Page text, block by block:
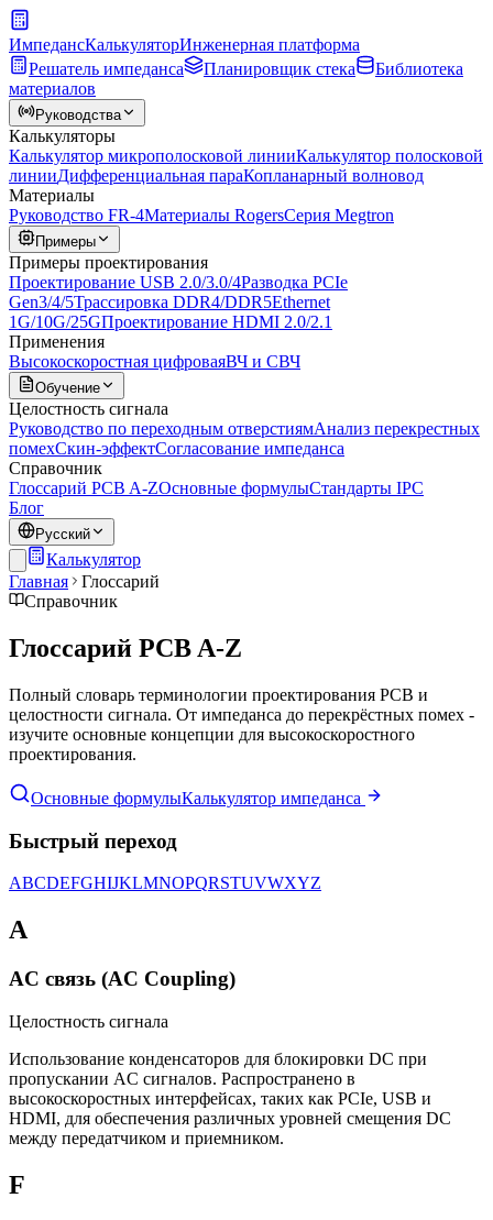
ИмпедансКалькуляторИнженерная платформа
Решатель импеданса
Планировщик стека
Библиотека
материалов
Руководства
Калькуляторы
Калькулятор микрополосковой линииКалькулятор полосковой
линииДифференциальная параКопланарный волновод
Материалы
Руководство FR-4Материалы RogersСерия Megtron
Примеры
Примеры проектирования
Проектирование USB 2.0/3.0/4Разводка PCIe
Gen3/4/5Трассировка DDR4/DDR5Ethernet
1G/10G/25GПроектирование HDMI 2.0/2.1
Применения
Высокоскоростная цифроваяВЧ и СВЧ
Обучение
Целостность сигнала
Руководство по переходным отверстиямАнализ перекрестных
помехСкин-эффектСогласование импеданса
Справочник
Глоссарий PCB A-ZОсновные формулыСтандарты IPC
Блог
Русский
Калькулятор
Главная
Глоссарий
Справочник
Глоссарий PCB A-Z
Полный словарь терминологии проектирования PCB и
целостности сигнала. От импеданса до перекрёстных помех -
изучите основные концепции для высокоскоростного
проектирования.
Основные формулыКалькулятор импеданса
Быстрый переход
ABCDEFGHIJKLMNOPQRSTUVWXYZ
A
AC связь (AC Coupling)
Целостность сигнала
Использование конденсаторов для блокировки DC при
пропускании AC сигналов. Распространено в
высокоскоростных интерфейсах, таких как PCIe, USB и
HDMI, для обеспечения различных уровней смещения DC
между передатчиком и приемником.
F